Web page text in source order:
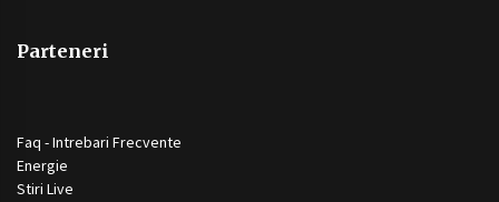
Parteneri
Faq - Intrebari Frecvente
Energie
Stiri Live